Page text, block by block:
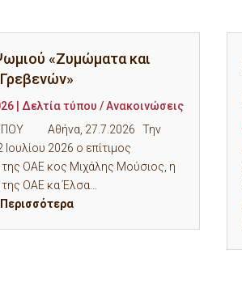
«Ζυμώματα και
| Δελτία τύπου / Ανακοινώσεις
Αθήνα, 27.7.2026 Την
2026 ο επίτιμος
ΟΑΕ κος Μιχάλης Μούσιος, η
ΟΑΕ κα Έλσα...